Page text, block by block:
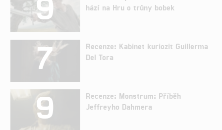
hází na Hru o trůny bobek
7
Recenze: Kabinet kuriozit Guillerma
Del Tora
9
Recenze: Monstrum: Příběh
Jeffreyho Dahmera